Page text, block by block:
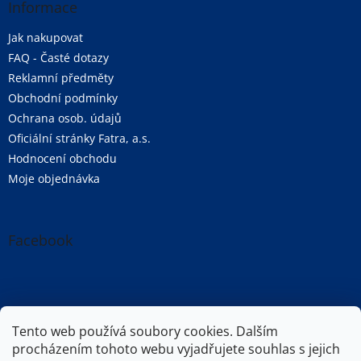
Tento web používá soubory cookies. Dalším
procházením tohoto webu vyjadřujete souhlas s jejich
Informace
Jak nakupovat
FAQ - Časté dotazy
Reklamní předměty
Obchodní podmínky
Ochrana osob. údajů
Oficiální stránky Fatra, a.s.
Hodnocení obchodu
Moje objednávka
Facebook